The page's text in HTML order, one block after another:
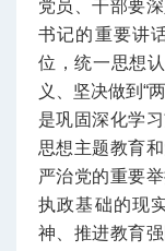
党员、干部要
书记的重要讲
位，统一思想
义、坚决做到“
是巩固深化学
思想主题教育
严治党的重要
执政基础的现
神、推进教育